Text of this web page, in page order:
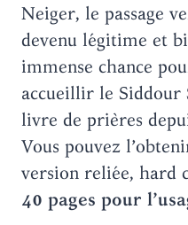
Neiger, le passage
devenu légitime et
immense chance
accueillir le Siddour
livre de prières
Vous pouvez
version reliée, hard
40 pages pour